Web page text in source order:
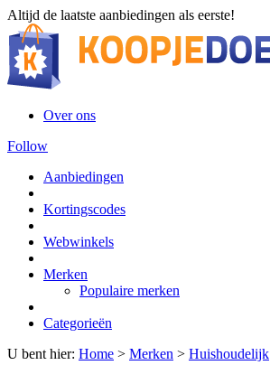
Altijd de laatste aanbiedingen als eerste!
Over ons
Follow
Aanbiedingen
Kortingscodes
Webwinkels
Merken
Populaire merken
Categorieën
U bent hier: Home > Merken > Huishoudelijk